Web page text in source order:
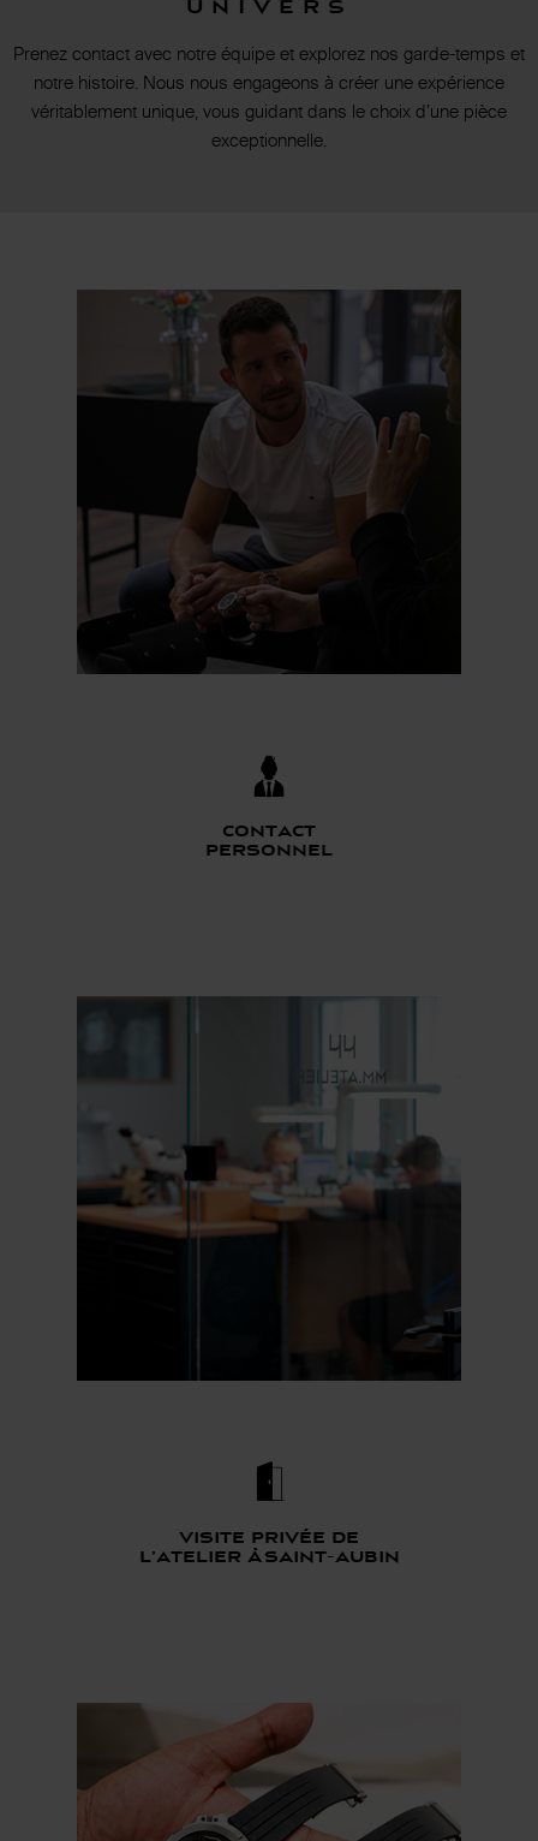
univers
Prenez contact avec notre équipe et explorez nos garde-temps et
notre histoire. Nous nous engageons à créer une expérience
véritablement unique, vous guidant dans le choix d’une pièce
exceptionnelle.
Contact
personnel
Visite privée de
l’atelier à saint-aubin